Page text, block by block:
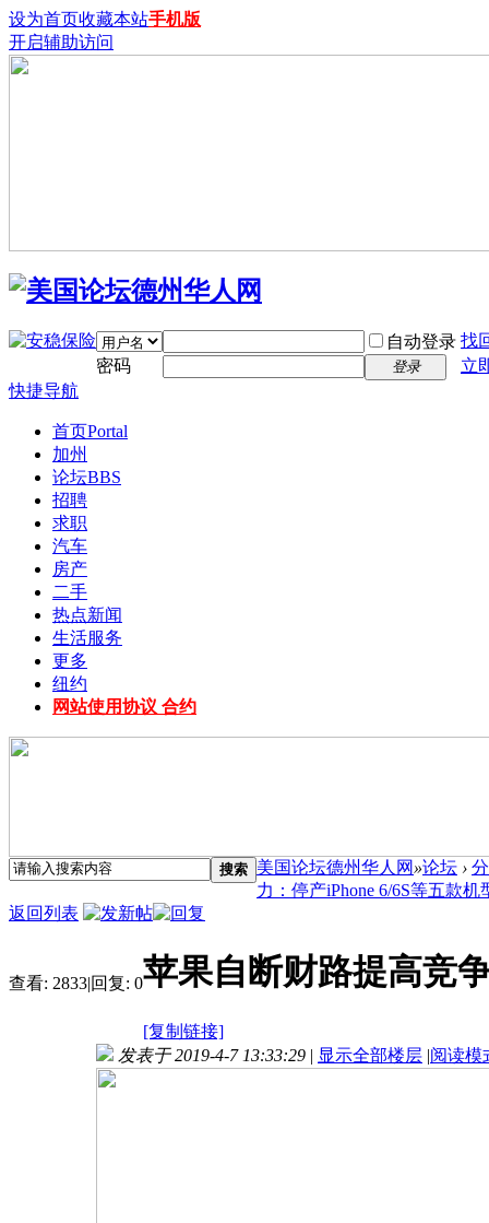
设为首页收藏本站手机版
开启辅助访问
自动登录 找
密码
登录
立
快捷导航
首页Portal
加州
论坛BBS
招聘
求职
汽车
房产
二手
热点新闻
生活服务
更多
纽约
网站使用协议 合约
搜索 美国论坛德州华人网 »论坛 ›
力：停产iPhone 6/6S等五款机
返回列表
查看: 2833|回复: 0苹果自断财路提高竞
[复制链接]
发表于 2019-4-7 13:33:29 | 显示全部楼层 |阅读模